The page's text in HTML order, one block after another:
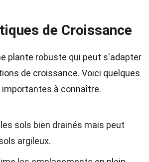
de Croissance
plante robuste qui peut s'adapter
de croissance. Voici quelques
à connaître.
sols bien drainés mais peut
argileux.